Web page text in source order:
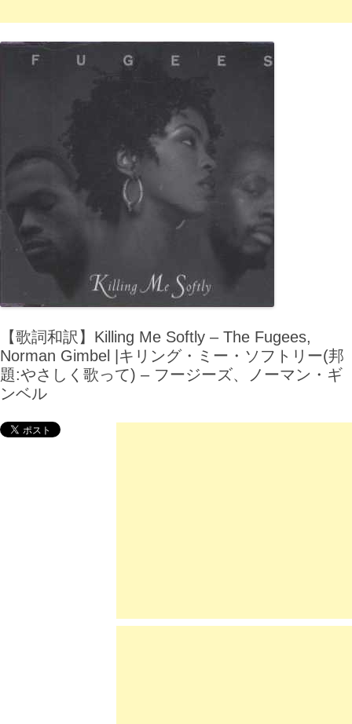
【歌詞和訳】Killing Me Softly – The Fugees,
Norman Gimbel |キリング・ミー・ソフトリー(邦
題:やさしく歌って) – フージーズ、ノーマン・ギ
ンベル